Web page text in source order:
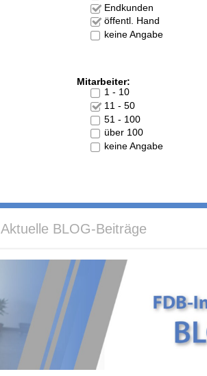
Endkunden
öffentl. Hand
keine Angabe
Mitarbeiter:
1 - 10
11 - 50
51 - 100
über 100
keine Angabe
Aktuelle BLOG-Beiträge